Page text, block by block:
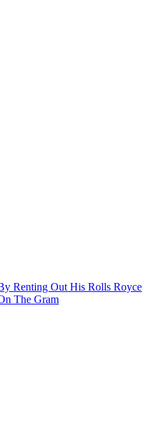
Renting Out His Rolls Royce
The Gram